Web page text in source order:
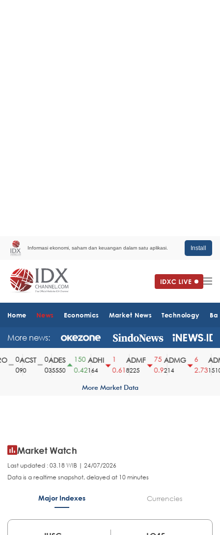
Informasi ekonomi, saham dan keuangan dalam satu aplikasi. Install
Home News Economics Market News Technology
More news:
ACST
90
ADES
35550
150
0.42
ADHI
164
0.61
ADMF
8225
75
0.9
ADMG
214
2.731510
More Market Data
Market Watch
Last updated : 03.18 WIB | 24/07/2026
Data is a realtime snapshot, delayed at 10 minutes
Major Indexes Currencies